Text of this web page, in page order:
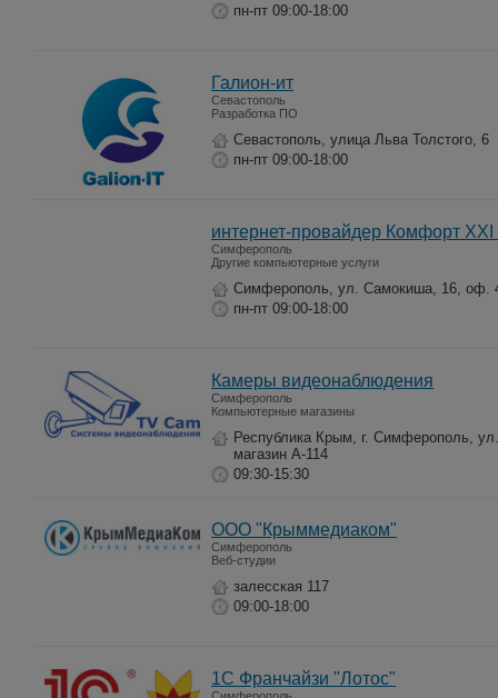
пн-пт 09:00-18:00
Галион-ит
Севастополь
Разработка ПО
Севастополь, улица Льва Толстого, 6
пн-пт 09:00-18:00
интернет-провайдер Комфорт XXI
Симферополь
Другие компьютерные услуги
Симферополь, ул. Самокиша, 16, оф.
пн-пт 09:00-18:00
Камеры видеонаблюдения
Симферополь
Компьютерные магазины
Республика Крым, г. Симферополь,
магазин А-114
09:30-15:30
ООО "Крыммедиаком"
Симферополь
Веб-студии
залесская 117
09:00-18:00
1С Франчайзи "Лотос"